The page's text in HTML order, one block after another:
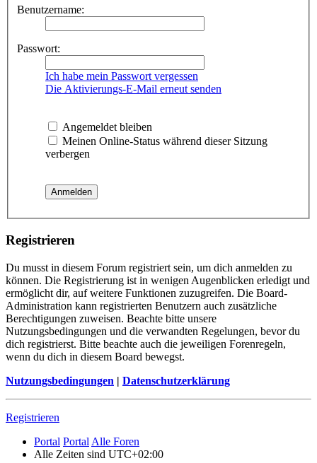
Benutzername:
Passwort:
Ich habe mein Passwort vergessen
Die Aktivierungs-E-Mail erneut senden
Angemeldet bleiben
Meinen Online-Status während dieser Sitzung
verbergen
Registrieren
Du musst in diesem Forum registriert sein, um dich anmelden zu
können. Die Registrierung ist in wenigen Augenblicken erledigt und
ermöglicht dir, auf weitere Funktionen zuzugreifen. Die Board-
Administration kann registrierten Benutzern auch zusätzliche
Berechtigungen zuweisen. Beachte bitte unsere
Nutzungsbedingungen und die verwandten Regelungen, bevor du
dich registrierst. Bitte beachte auch die jeweiligen Forenregeln,
wenn du dich in diesem Board bewegst.
Nutzungsbedingungen | Datenschutzerklärung
Registrieren
Portal Portal Alle Foren
Alle Zeiten sind UTC+02:00